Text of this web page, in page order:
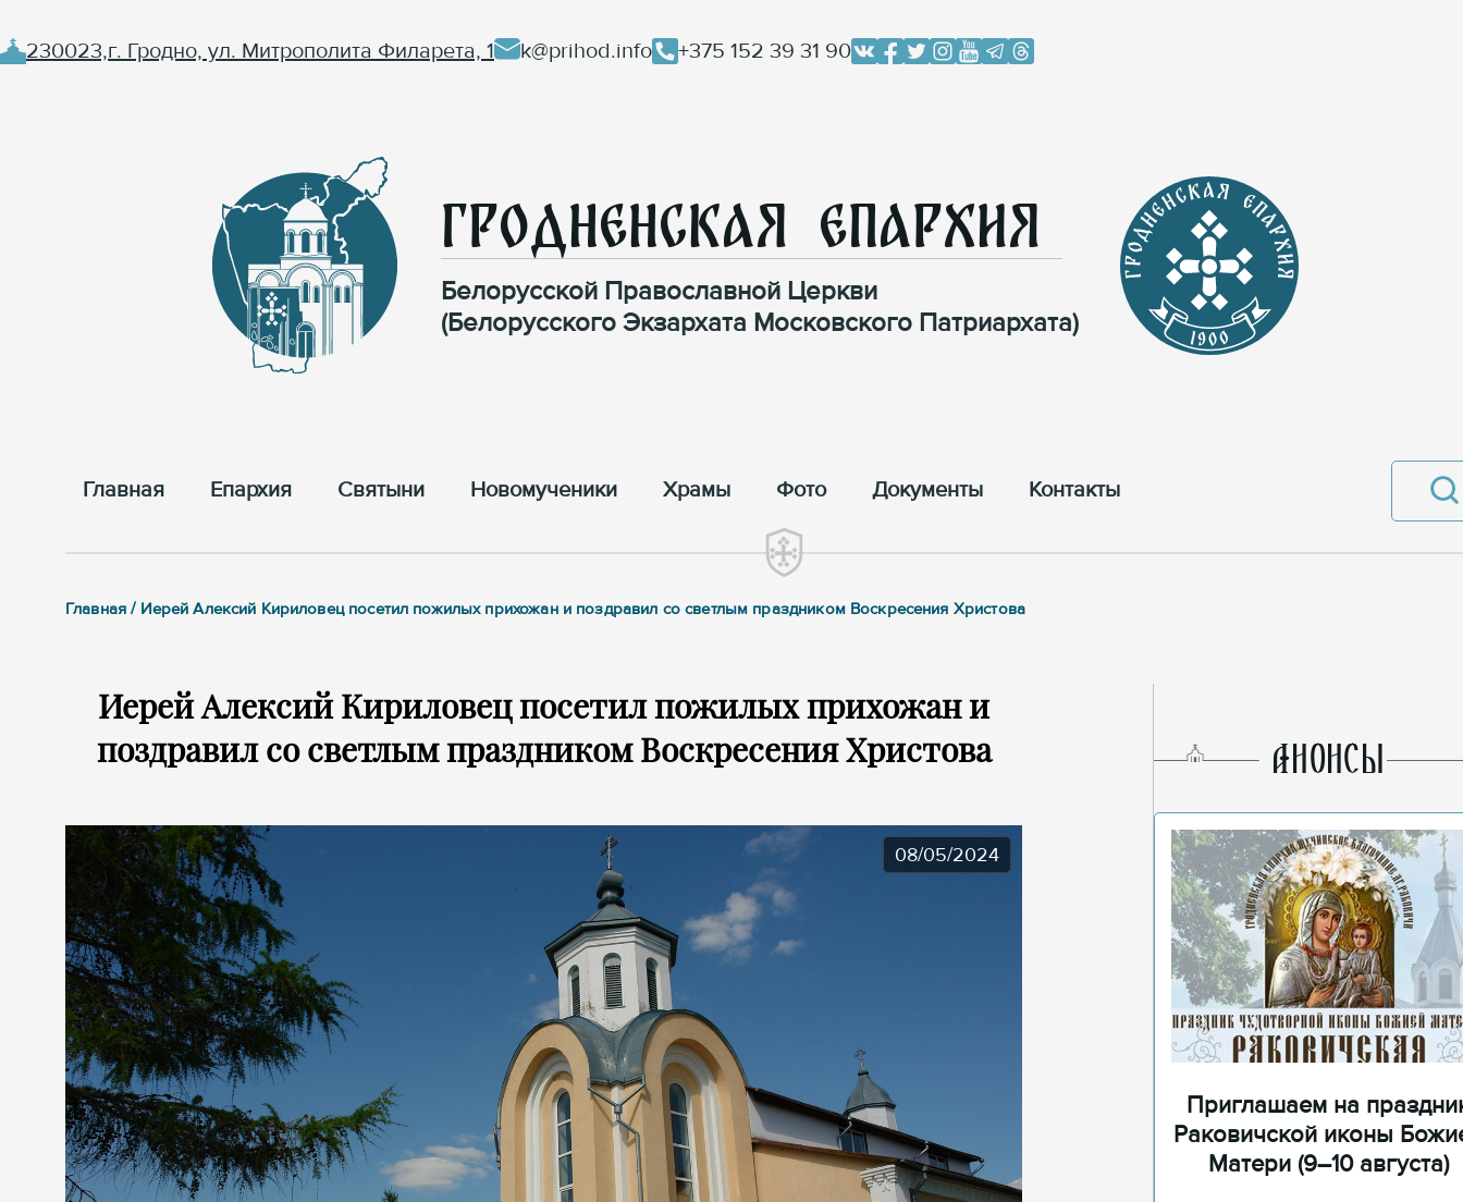
230023,г. Гродно, ул. Митрополита Филарета, 1 k@prihod.info +375 152 39 31 90
Гродненская Епархия
Белорусской Православной Церкви
(Белорусского Экзархата Московского Патриархата)
Главная Епархия Cвятыни Новомученики Храмы Фото Документы Контакты
Главная / Иерей Алексий Кириловец посетил пожилых прихожан и поздравил со светлым праздником Воскресения Христова
Иерей Алексий Кириловец посетил пожилых прихожан и
поздравил со светлым праздником Воскресения Христова
08/05/2024
AНОНСЫ
Приглашаем на
Раковичской иконы
Матери (9–10 августа)